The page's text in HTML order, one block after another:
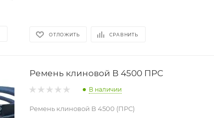
ОТЛОЖИТЬ СРАВНИТЬ
Ремень клиновой В 4500 ПРС
В наличии
Ремень клиновой В 4500 (ПРС)